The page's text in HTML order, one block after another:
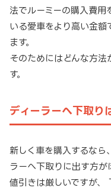
法でルーミーの購入費用
いる愛車をより高い金額
ます。
そのためにはどんな方法
す。
ディーラーへ下取り
新しく車を購入するなら
ラーへ下取りに出す方が
値引きは厳しいですが、